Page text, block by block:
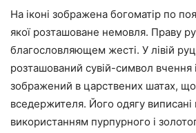
На іконі зображена богоматір по
якої розташоване немовля. Праву
благословляющем жесті. У лівій
розташований сувій-символ вчення
зображений в царствених шатах,
вседержителя. Його одягу
використанням пурпурного і